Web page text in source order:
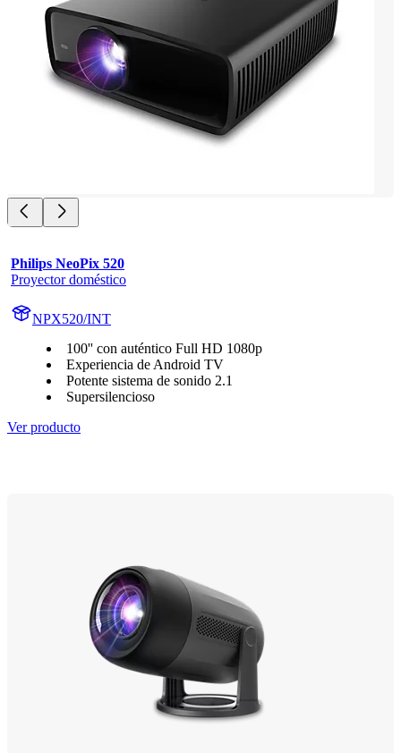
Philips NeoPix 520
Proyector doméstico
NPX520/INT
100'' con auténtico Full HD 1080p
Experiencia de Android TV
Potente sistema de sonido 2.1
Supersilencioso
Ver producto